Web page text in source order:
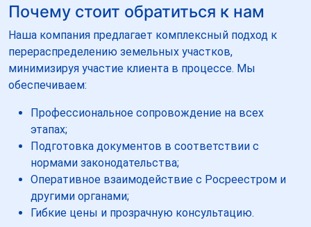
Почему стоит обратиться к нам
Наша компания предлагает комплексный подход к
перераспределению земельных участков,
минимизируя участие клиента в процессе. Мы
обеспечиваем:
Профессиональное сопровождение на всех
этапах;
Подготовка документов в соответствии с
нормами законодательства;
Оперативное взаимодействие с Росреестром и
другими органами;
Гибкие цены и прозрачную консультацию.